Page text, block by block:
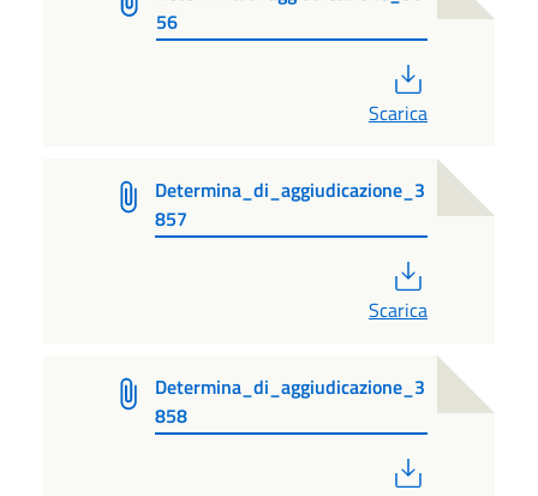
56
Scarica
Determina_di_aggiudicazione_3
857
Scarica
Determina_di_aggiudicazione_3
858